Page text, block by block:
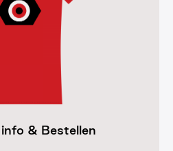
info & Bestellen